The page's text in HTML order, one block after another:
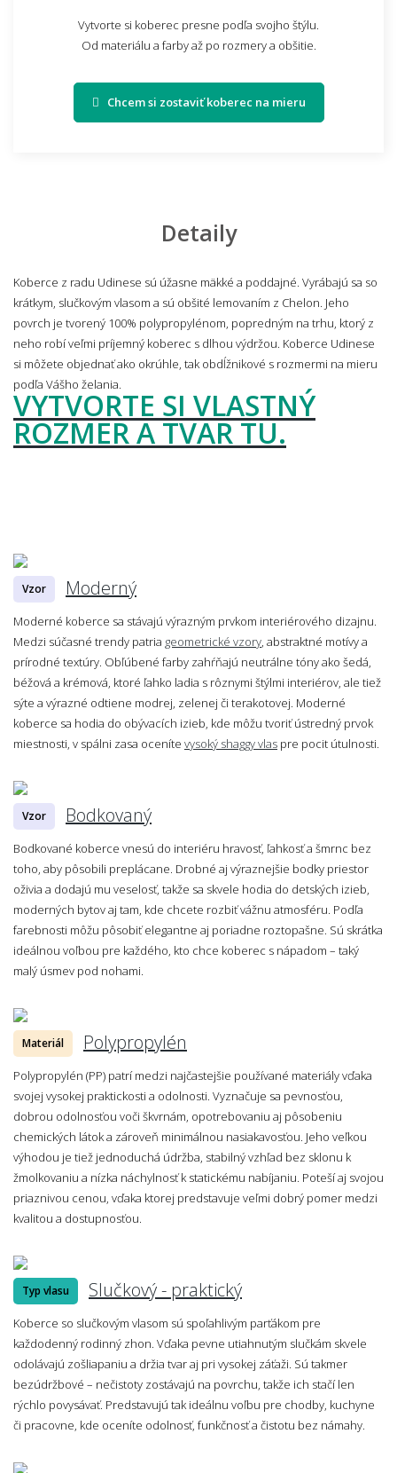
Vytvorte si koberec presne podľa svojho štýlu.
Od materiálu a farby až po rozmery a obšitie.
Chcem si zostaviť koberec na mieru
Detaily
Koberce z radu Udinese sú úžasne mäkké a poddajné. Vyrábajú sa so
krátkym, slučkovým vlasom a sú obšité lemovaním z Chelon. Jeho
povrch je tvorený 100% polypropylénom, popredným na trhu, ktorý z
neho robí veľmi príjemný koberec s dlhou výdržou. Koberce Udinese
si môžete objednať ako okrúhle, tak obdĺžnikové s rozmermi na mieru
podľa Vášho želania.
VYTVORTE SI VLASTNÝ
ROZMER A TVAR TU.
Vzor Moderný
Moderné koberce sa stávajú výrazným prvkom interiérového dizajnu.
Medzi súčasné trendy patria geometrické vzory , abstraktné motívy a
prírodné textúry. Obľúbené farby zahŕňajú neutrálne tóny ako šedá,
béžová a krémová, ktoré ľahko ladia s rôznymi štýlmi interiérov, ale tiež
sýte a výrazné odtiene modrej, zelenej či terakotovej. Moderné
koberce sa hodia do obývacích izieb, kde môžu tvoriť ústredný prvok
miestnosti, v spálni zasa oceníte vysoký shaggy vlas pre pocit útulnosti.
Vzor Bodkovaný
Bodkované koberce vnesú do interiéru hravosť, ľahkosť a šmrnc bez
toho, aby pôsobili preplácane. Drobné aj výraznejšie bodky priestor
oživia a dodajú mu veselosť, takže sa skvele hodia do detských izieb,
moderných bytov aj tam, kde chcete rozbiť vážnu atmosféru. Podľa
farebnosti môžu pôsobiť elegantne aj poriadne roztopašne. Sú skrátka
ideálnou voľbou pre každého, kto chce koberec s nápadom – taký
malý úsmev pod nohami.
Materiál Polypropylén
Polypropylén (PP) patrí medzi najčastejšie používané materiály vďaka
svojej vysokej praktickosti a odolnosti. Vyznačuje sa pevnosťou,
dobrou odolnosťou voči škvrnám, opotrebovaniu aj pôsobeniu
chemických látok a zároveň minimálnou nasiakavosťou. Jeho veľkou
výhodou je tiež jednoduchá údržba, stabilný vzhľad bez sklonu k
žmolkovaniu a nízka náchylnosť k statickému nabíjaniu. Poteší aj svojou
priaznivou cenou, vďaka ktorej predstavuje veľmi dobrý pomer medzi
kvalitou a dostupnosťou.
Typ vlasu Slučkový - praktický
Koberce so slučkovým vlasom sú spoľahlivým parťákom pre
každodenný rodinný zhon. Vďaka pevne utiahnutým slučkám skvele
odolávajú zošliapaniu a držia tvar aj pri vysokej záťaži. Sú takmer
bezúdržbové – nečistoty zostávajú na povrchu, takže ich stačí len
rýchlo povysávať. Predstavujú tak ideálnu voľbu pre chodby, kuchyne
či pracovne, kde oceníte odolnosť, funkčnosť a čistotu bez námahy.